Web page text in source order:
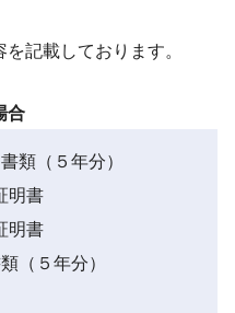
記載しております。
合
類（５年分）
明書
明書
（５年分）